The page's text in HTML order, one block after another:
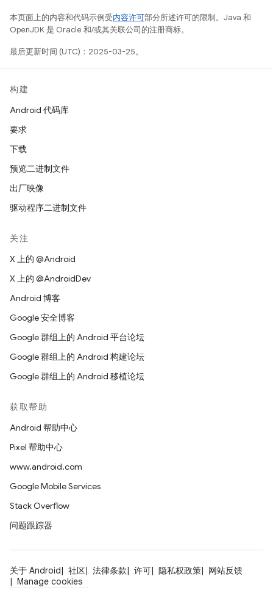
本页面上的内容和代码示例受内容许可部分所述许可的限制。Java 和
OpenJDK 是 Oracle 和/或其关联公司的注册商标。
最后更新时间 (UTC)：2025-03-25。
构建
Android 代码库
要求
下载
预览二进制文件
出厂映像
驱动程序二进制文件
关注
X 上的 @Android
X 上的 @AndroidDev
Android 博客
Google 安全博客
Google 群组上的 Android 平台论坛
Google 群组上的 Android 构建论坛
Google 群组上的 Android 移植论坛
获取帮助
Android 帮助中心
Pixel 帮助中心
www.android.com
Google Mobile Services
Stack Overflow
问题跟踪器
关于 Android 社区 法律条款 许可 隐私权政策
网站反馈
Manage cookies